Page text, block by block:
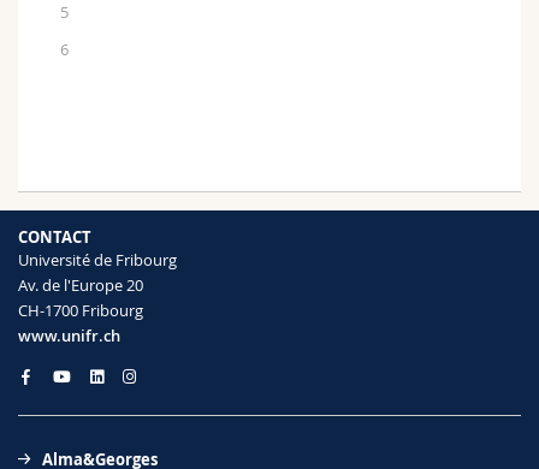
5
6
CONTACT
Université de Fribourg
Av. de l'Europe 20
CH-1700 Fribourg
www.unifr.ch
Alma&Georges